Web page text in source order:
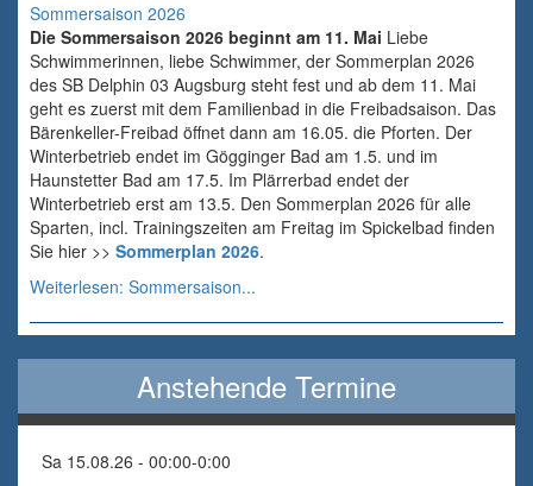
Sommersaison 2026
Die Sommersaison 2026 beginnt am 11. Mai Liebe
Schwimmerinnen, liebe Schwimmer, der Sommerplan 2026
des SB Delphin 03 Augsburg steht fest und ab dem 11. Mai
geht es zuerst mit dem Familienbad in die Freibadsaison. Das
Bärenkeller-Freibad öffnet dann am 16.05. die Pforten. Der
Winterbetrieb endet im Gögginger Bad am 1.5. und im
Haunstetter Bad am 17.5. Im Plärrerbad endet der
Winterbetrieb erst am 13.5. Den Sommerplan 2026 für alle
Sparten, incl. Trainingszeiten am Freitag im Spickelbad finden
Sie hier >> Sommerplan 2026.
Weiterlesen: Sommersaison...
Anstehende Termine
Sa 15.08.26 - 00:00-0:00